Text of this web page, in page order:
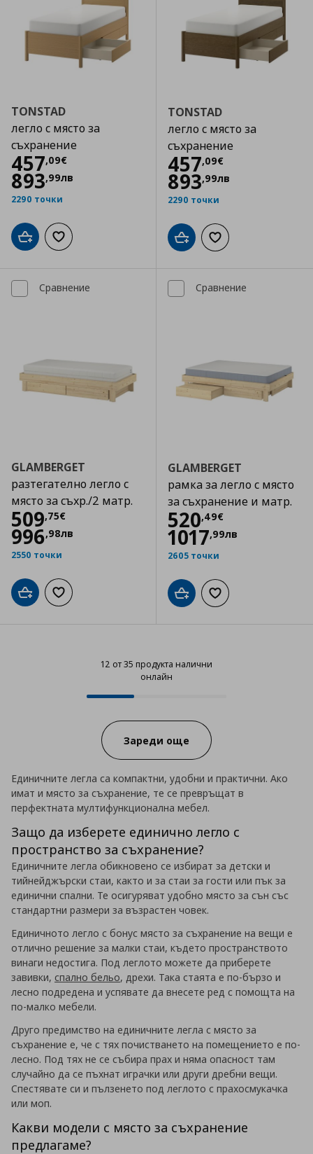
TONSTAD
легло с място за
съхранение
457,09€
Цена
893,99лв
2290 точки
Добави в кошницата
Добави към списъка с любими
TONSTAD
легло с място за
съхранение
457,09€
Цена
893,99лв
2290 точки
Добави в кошницата
Добави към
Сравнение
GLAMBERGET
разтегателно легло с
място за съхр./2 матр.
509,75€
Цена
996,98лв
2550 точки
Добави в кошницата
Добави към списъка с любими
Сравнение
GLAMBERGET
рамка за легло с място
за съхранение и матр.
520,49€
Цена
1017,99лв
2605 точки
Добави в кошницата
Добави към
12 от 35 продукта налични
онлайн
12 от 35 продукта налични
Progress:
Зареди още
Единичните легла са компактни, удобни и практични. Ако
имат и място за съхранение, те се превръщат в
перфектната мултифункционална мебел.
Защо да изберете единично легло с
пространство за съхранение?
Единичните легла обикновено се избират за детски и
тийнейджърски стаи, както и за стаи за гости или пък за
единични спални. Те осигуряват удобно място за сън със
стандартни размери за възрастен човек.
Единичното легло с бонус място за съхранение на вещи е
отлично решение за малки стаи, където пространството
винаги недостига. Под леглото можете да приберете
завивки, спално бельо, дрехи. Така стаята е по-бързо и
лесно подредена и успявате да внесете ред с помощта на
по-малко мебели.
Друго предимство на единичните легла с място за
съхранение е, че с тях почистването на помещението е по-
лесно. Под тях не се събира прах и няма опасност там
случайно да се пъхнат играчки или други дребни вещи.
Спестявате си и пълзенето под леглото с прахосмукачка
или моп.
Какви модели с място за съхранение
предлагаме?